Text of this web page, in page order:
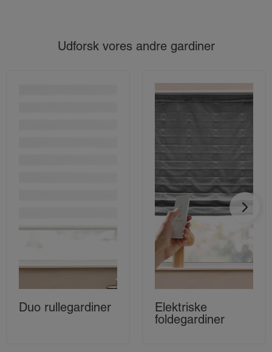
Udforsk vores andre gardiner
Duo rullegardiner
Elektriske
foldegardiner